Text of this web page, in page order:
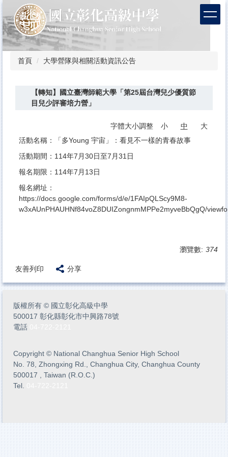
到
主
要
內
首頁 大學營隊與相關活動資訊公告
【轉知】國立臺灣師範大學「第25屆台灣兒少優質節
目兒少評審培力營」
字體大小調整 小 中
大
活動名稱：「多Young 宇宙」：看見不一樣的青春故事
活動期間：114年7月30日至7月31日
報名期限：114年7月13日
報名網址：
https://docs.google.com/forms/d/e/1FAIpQLScy9M8-
w3xAUnPHAUHNf84voZ8DUIZongnmMPPe2myveBbQgQ/
瀏覽數: 374
友善列印 分享
版權所有 © 國立彰化高級中學
500017 彰化縣彰化市中興路78號
電話
Copyright © National Changhua Senior High School
No. 78, Zhongxing Rd., Changhua City, Changhua County
500017 , Taiwan (R.O.C.)
Tel.